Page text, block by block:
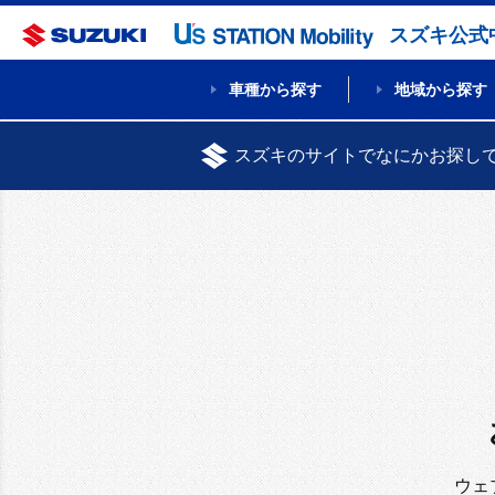
スズキ公式
車種から探す 地域から探す
スズキのサイトでなにかお探し
ウェ